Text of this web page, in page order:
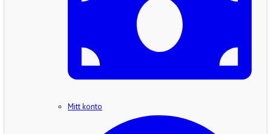
Mitt konto